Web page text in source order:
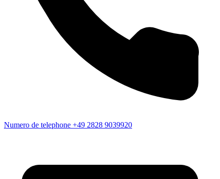
Numero de telephone +49 2828 9039920